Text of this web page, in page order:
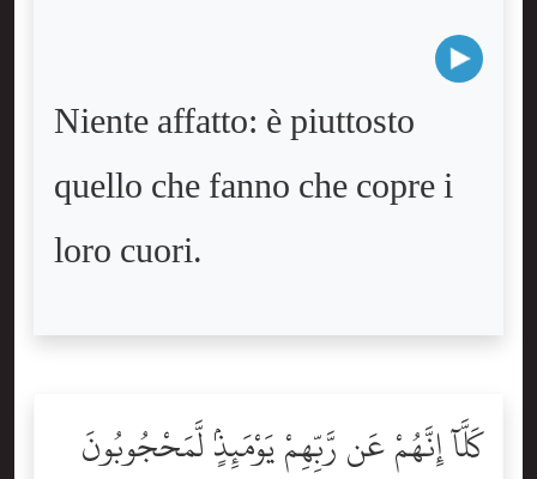
Niente affatto: è piuttosto
quello che fanno che copre i
loro cuori.
كَلَّآ إِنَّهُمْ عَن رَّبِّهِمْ يَوْمَئِذٍۢ لَّمَحْجُوبُونَ